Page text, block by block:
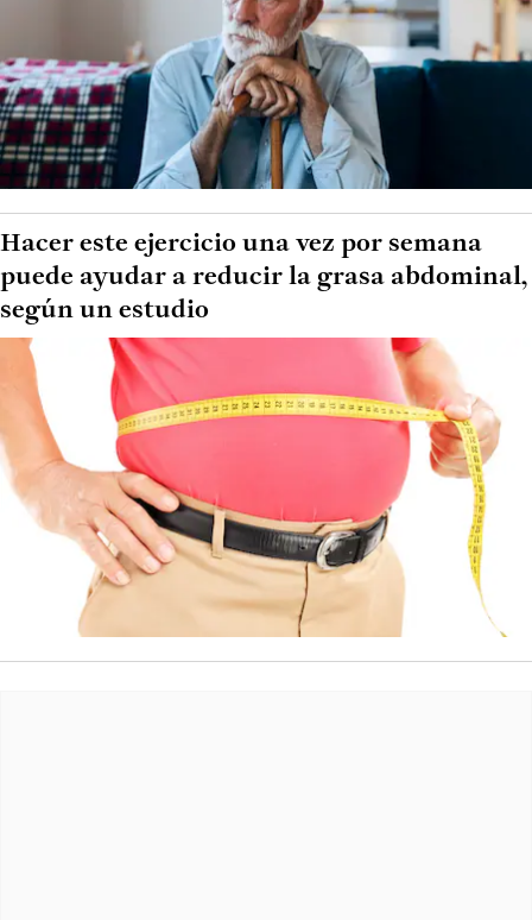
Hacer este ejercicio una vez por semana
puede ayudar a reducir la grasa abdominal,
según un estudio